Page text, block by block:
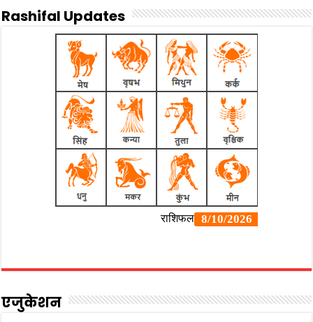
Rashifal Updates
एजुकेशन